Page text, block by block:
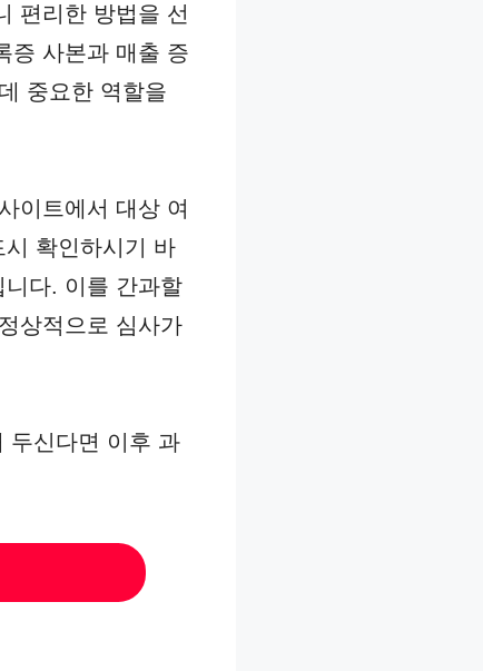
편리한 방법을 선
증 사본과 매출 증
중요한 역할을
이트에서 대상 여
시 확인하시기 바
다. 이를 간과할
상적으로 심사가
두신다면 이후 과